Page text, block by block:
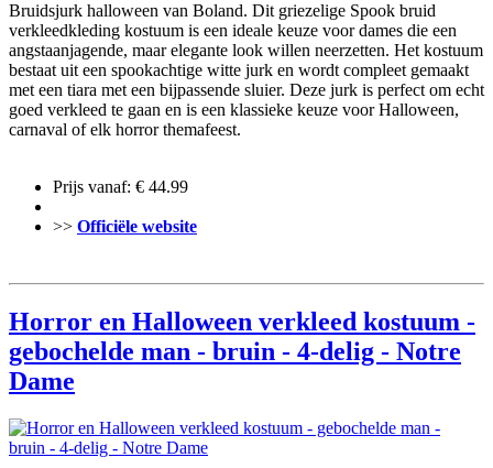
Bruidsjurk halloween van Boland. Dit griezelige Spook bruid
verkleedkleding kostuum is een ideale keuze voor dames die een
angstaanjagende, maar elegante look willen neerzetten. Het kostuum
bestaat uit een spookachtige witte jurk en wordt compleet gemaakt
met een tiara met een bijpassende sluier. Deze jurk is perfect om echt
goed verkleed te gaan en is een klassieke keuze voor Halloween,
carnaval of elk horror themafeest.
Prijs vanaf: € 44.99
>> Officiële website
Horror en Halloween verkleed kostuum -
gebochelde man - bruin - 4-delig - Notre
Dame